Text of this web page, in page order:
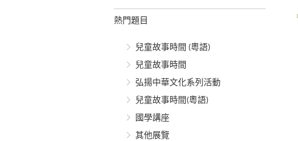
熱門題目
兒童故事時間 (粵語)
兒童故事時間
弘揚中華文化系列活動
兒童故事時間(粵語)
國學講座
其他展覽